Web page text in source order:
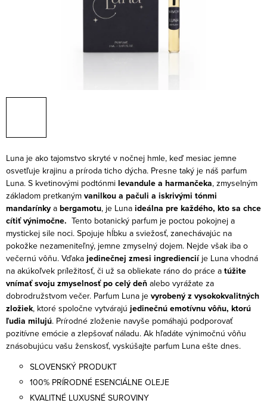
Luna je ako tajomstvo skryté v nočnej hmle, keď mesiac jemne
osvetľuje krajinu a príroda ticho dýcha. Presne taký je náš parfum
Luna. S kvetinovými podtónmi levandule a harmančeka, zmyselným
základom pretkaným vanilkou a pačuli a iskrivými tónmi
mandarínky a bergamotu, je Luna ideálna pre každého, kto sa chce
cítiť výnimočne. Tento botanický parfum je poctou pokojnej a
mystickej sile noci. Spojuje hĺbku a sviežosť, zanechávajúc na
pokožke nezameniteľný, jemne zmyselný dojem. Nejde však iba o
večernú vôňu. Vďaka jedinečnej zmesi ingredienciíje Luna vhodná
na akúkoľvek príležitosť, či už sa obliekate ráno do práce a túžite
vnímať svoju zmyselnosť po celý deň alebo vyrážate za
dobrodružstvom večer. Parfum Luna je vyrobený z vysokokvalitných
zložiek, ktoré spoločne vytvárajú jedinečnú emotívnu vôňu, ktorú
ľudia milujú. Prírodné zloženie navyše pomáhajú podporovať
pozitívne emócie a zlepšovať náladu. Ak hľadáte výnimočnú vôňu
znásobujúcu vašu ženskosť, vyskúšajte parfum Luna ešte dnes.
SLOVENSKÝ PRODUKT
100% PRÍRODNÉ ESENCIÁLNE OLEJE
KVALITNÉ LUXUSNÉ SUROVINY